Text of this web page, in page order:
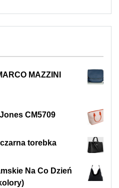
MAZZINI
CM5709
torebka
Na Co Dzień